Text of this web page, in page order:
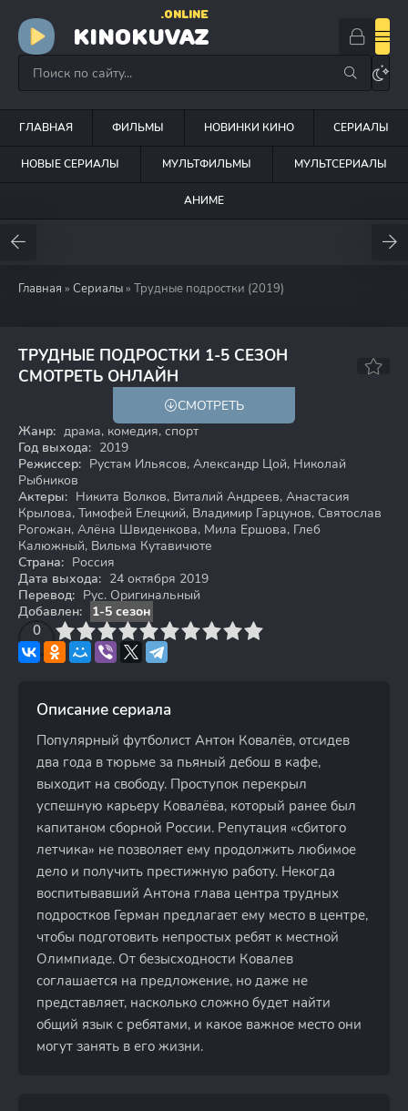
KINOKUVAZ
.ONLINE
ГЛАВНАЯ ФИЛЬМЫ НОВИНКИ КИНО СЕРИАЛЫ
НОВЫЕ СЕРИАЛЫ МУЛЬТФИЛЬМЫ МУЛЬТСЕРИАЛЫ
АНИМЕ
Главная » Сериалы » Трудные подростки (2019)
ТРУДНЫЕ ПОДРОСТКИ 1-5 СЕЗОН
СМОТРЕТЬ ОНЛАЙН
8.1
СМОТРЕТЬ
Жанр: драма, комедия, спорт
Год выхода: 2019
Режиссер: Рустам Ильясов, Александр Цой, Николай
Рыбников
Актеры: Никита Волков, Виталий Андреев, Анастасия
Крылова, Тимофей Елецкий, Владимир Гарцунов, Святослав
Рогожан, Алёна Швиденкова, Мила Ершова, Глеб
Калюжный, Вильма Кутавичюте
Страна: Россия
Дата выхода: 24 октября 2019
Перевод: Рус. Оригинальный
Добавлен:
1-5 сезон
0
4 6 7 8 9 10
Описание сериала
Популярный футболист Антон Ковалёв, отсидев
два года в тюрьме за пьяный дебош в кафе,
выходит на свободу. Проступок перекрыл
успешную карьеру Ковалёва, который ранее был
капитаном сборной России. Репутация «сбитого
летчика» не позволяет ему продолжить любимое
дело и получить престижную работу. Некогда
воспитывавший Антона глава центра трудных
подростков Герман предлагает ему место в центре,
чтобы подготовить непростых ребят к местной
Олимпиаде. От безысходности Ковалев
соглашается на предложение, но даже не
представляет, насколько сложно будет найти
общий язык с ребятами, и какое важное место они
могут занять в его жизни.